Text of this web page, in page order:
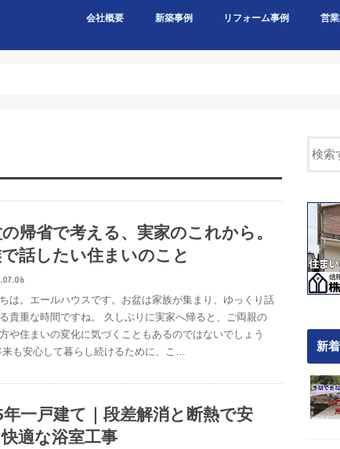
会社概要 新築事例 リフォーム事例 営
帰省で考える、実家のこれから。
話したい住まいのこと
は。エールハウスです。お盆は家族が集まり、ゆっくり話
貴重な時間ですね。 久しぶりに実家へ帰ると、ご両親の
や住まいの変化に気づくこともあるのではないでしょう
来も安心して暮らし続けるために、こ…
年一戸建て｜段差解消と断熱で安
適な浴室工事
新